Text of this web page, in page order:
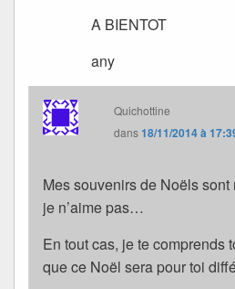
A BIENTOT
any
Quichottine
dans18/11/2014 à
Mes souvenirs de Noëls
je n’aime pas…
En tout cas, je te comprends
que ce Noël sera pour toi